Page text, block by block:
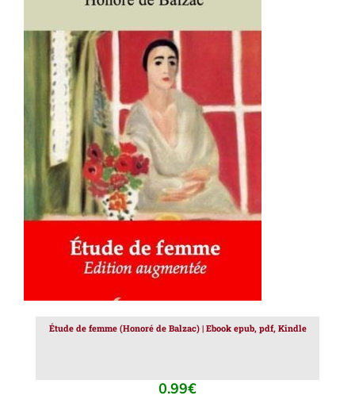
AJOUTER AU PANIER / DÉTAILS
Étude de femme (Honoré de Balzac) | Ebook epub, pdf, Kindle
0.99€